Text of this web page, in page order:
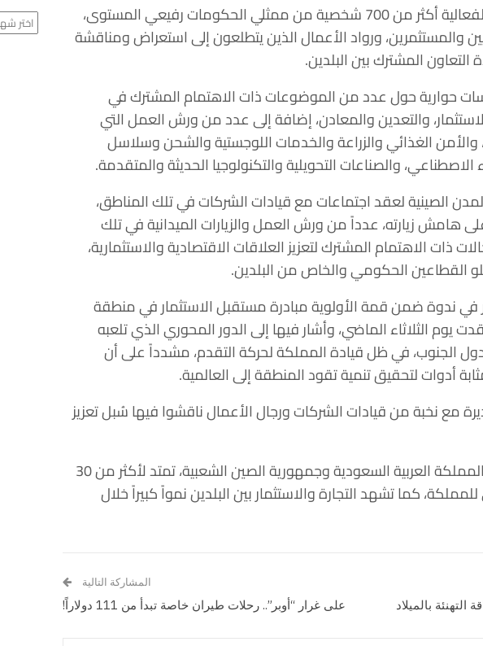
ومن المتوقع أن يشارك في هذه الفعالية أكثر من 700 شخصية من ممثلي الحكومات رفيعي المستوى،
والمستثمرين، ورواد الأعمال الذين يتطلعون إلى استعراض ومناقشة
التعاون المشترك بين البلدين.
حوارية حول عدد من الموضوعات ذات الاهتمام المشترك في
والتعدين والمعادن، إضافة إلى عدد من ورش العمل التي
والأمن الغذائي والزراعة والخدمات اللوجستية والشحن وسلاسل
والصناعات التحويلية والتكنولوجيا الحديثة والمتقدمة.
الصينية لعقد اجتماعات مع قيادات الشركات في تلك المناطق،
هامش زيارته، عدداً من ورش العمل والزيارات الميدانية في تلك
ذات الاهتمام المشترك لتعزيز العلاقات الاقتصادية والاستثمارية،
القطاعين الحكومي والخاص من البلدين.
في ندوة ضمن قمة الأولوية مبادرة مستقبل الاستثمار في منطقة
يوم الثلاثاء الماضي، وأشار فيها إلى الدور المحوري الذي تلعبه
الجنوب، في ظل قيادة المملكة لحركة التقدم، مشدداً على أن
أدوات لتحقيق تنمية تقود المنطقة إلى العالمية.
مع نخبة من قيادات الشركات ورجال الأعمال ناقشوا فيها سُبل تعزيز
يذكر أن العلاقات الدبلوماسية بين المملكة العربية السعودية وجمهورية الصين الشعبية، تمتد لأكثر من 30
كما تشهد التجارة والاستثمار بين البلدين نمواً كبيراً خلال
بالميلاد
المشاركة التالية
على غرار “أوبر”.. رحلات طيران خاصة تبدأ من 111 دولاراً!
الأرشيف